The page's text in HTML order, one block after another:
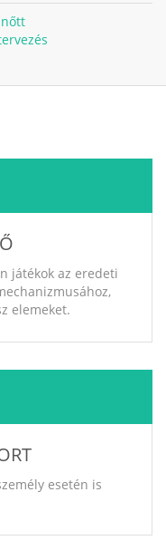
játékok az eredeti
elemeket.
esetén is